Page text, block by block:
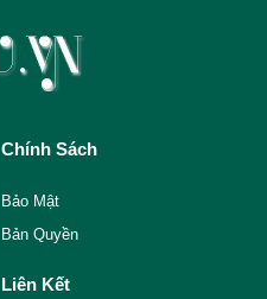
Chính Sách
Bảo Mật
Bản Quyền
Liên Kết